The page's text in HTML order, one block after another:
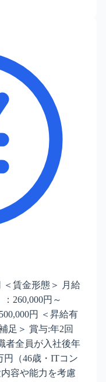
＜賃金形態＞ 月給
260,000円～
円 ＜昇給有
足＞ 賞与:年2回
者全員が入社後年
円（46歳・ITコン
容や能力を考慮